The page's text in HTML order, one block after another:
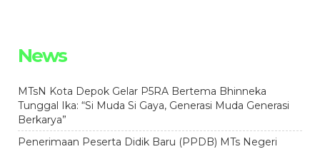
News
MTsN Kota Depok Gelar P5RA Bertema Bhinneka
Tunggal Ika: “Si Muda Si Gaya, Generasi Muda Generasi
Berkarya”
Penerimaan Peserta Didik Baru (PPDB) MTs Negeri